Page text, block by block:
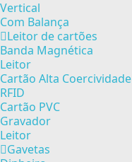
Vertical
Com Balança
Leitor de cartões
Banda Magnética
Leitor
Cartão Alta Coercividade
RFID
Cartão PVC
Gravador
Leitor
Gavetas